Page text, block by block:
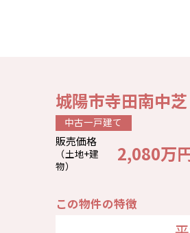
城陽市寺田南中
中古一戸建て
販売価格
（土地+建
物）
2,080万
この物件の特徴